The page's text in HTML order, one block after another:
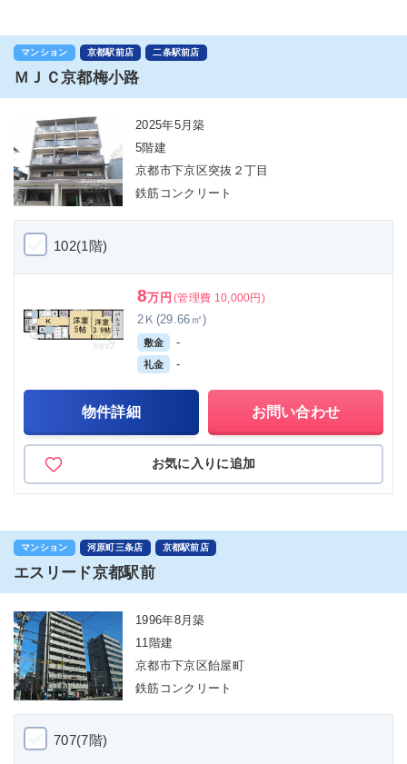
マンション 京都駅前店 二条駅前店
ＭＪＣ京都梅小路
2025年5月築
5階建
京都市下京区突抜２丁目
鉄筋コンクリート
102(1階)
8万円 (管理費 10,000円)
2Ｋ(29.66㎡)
敷金 -
礼金 -
物件詳細 お問い合わせ
お気に入りに追加
マンション 河原町三条店 京都駅前店
エスリード京都駅前
1996年8月築
11階建
京都市下京区飴屋町
鉄筋コンクリート
707(7階)